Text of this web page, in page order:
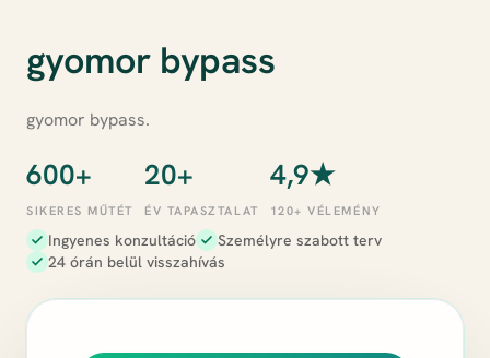
gyomor bypass
gyomor bypass.
SIKERES MŰTÉT
600+
ÉV TAPASZTALAT
20+
120+ VÉLEMÉNY
4,9★
Ingyenes konzultáció
Személyre szabott terv
24 órán belül visszahívás